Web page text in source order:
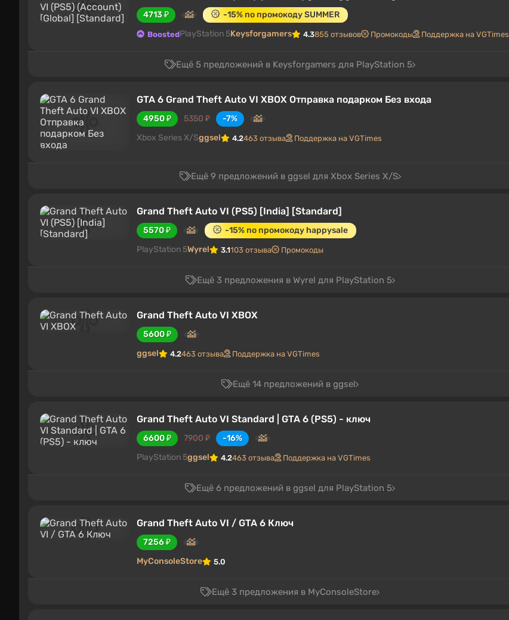
4713 ₽ -15% по промокоду SUMMER
BoostedPlayStation 5Keysforgamers 4.3855 отзывов Промокоды Поддержка на VGTimes
Ещё 5 предложений в Keysforgamers для PlayStation 5
GTA 6 Grand Theft Auto VI XBOX Отправка подарком Без входа
4950 ₽ 5350 ₽
-7%
Xbox Series X/Sggsel 4.2463 отзыва Поддержка на VGTimes
Ещё 9 предложений в ggsel для Xbox Series X/S
Grand Theft Auto VI (PS5) [India] [Standard]
5570 ₽
-15% по промокоду happysale
PlayStation 5Wyrel 3.1103 отзыва Промокоды
Ещё 3 предложения в Wyrel для PlayStation 5
Grand Theft Auto VI XBOX
5600 ₽
ggsel
4.2463 отзыва Поддержка на VGTimes
Ещё 14 предложений в ggsel
Grand Theft Auto VI Standard | GTA 6 (PS5) - ключ
6600 ₽ 7900 ₽
-16%
PlayStation 5ggsel 4.2463 отзыва Поддержка на VGTimes
Ещё 6 предложений в ggsel для PlayStation 5
Grand Theft Auto VI / GTA 6 Ключ
7256 ₽
MyConsoleStore
5.0
Ещё 3 предложения в MyConsoleStore